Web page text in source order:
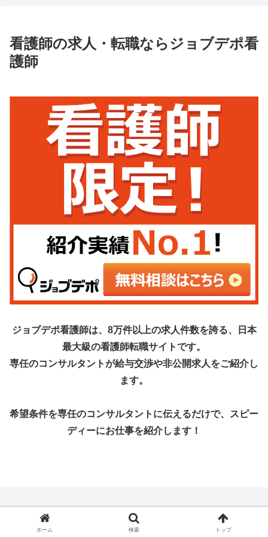
看護師の求人・転職ならジョブデポ看
護師
ジョブデポ看護師は、8万件以上の求人件数を誇る、日本
最大級の看護師転職サイトです。
専任のコンサルタントが給与交渉や非公開求人をご紹介し
ます。
希望条件を専任のコンサルタントに伝えるだけで、スピー
ディーにお仕事を紹介します！
ホーム 検索 トップ